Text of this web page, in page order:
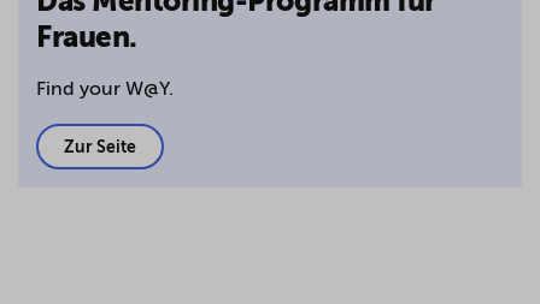
Frauen.
Find your W@Y.
Zur Seite